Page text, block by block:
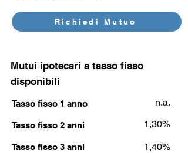
Richiedi Mutuo
Mutui ipotecari a tasso fisso
disponibili
Tasso fisso 1 anno n.a.
Tasso fisso 2 anni 1,30%
Tasso fisso 3 anni 1,40%